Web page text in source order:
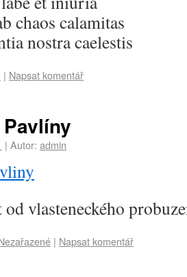
chaos calamitas
nostra caelestis
| Napsat komentář
| Autor: admin
vlasteneckého
| Napsat komentář